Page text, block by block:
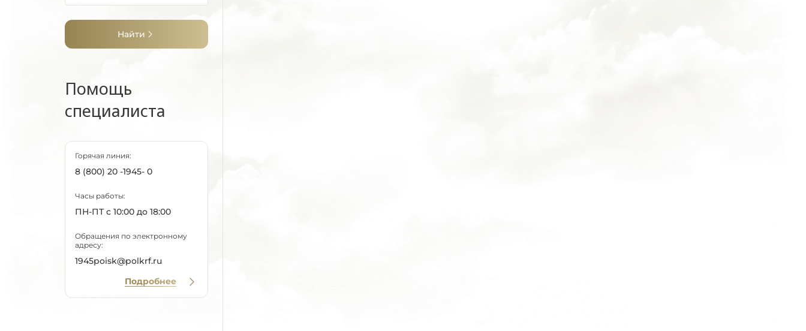
Найти
Помощь
специалиста
Горячая линия:
8 (800) 20 -1945- 0
Часы работы:
ПН-ПТ с 10:00 до 18:00
Обращения по электронному
адресу:
1945poisk@polkrf.ru
Подробнее